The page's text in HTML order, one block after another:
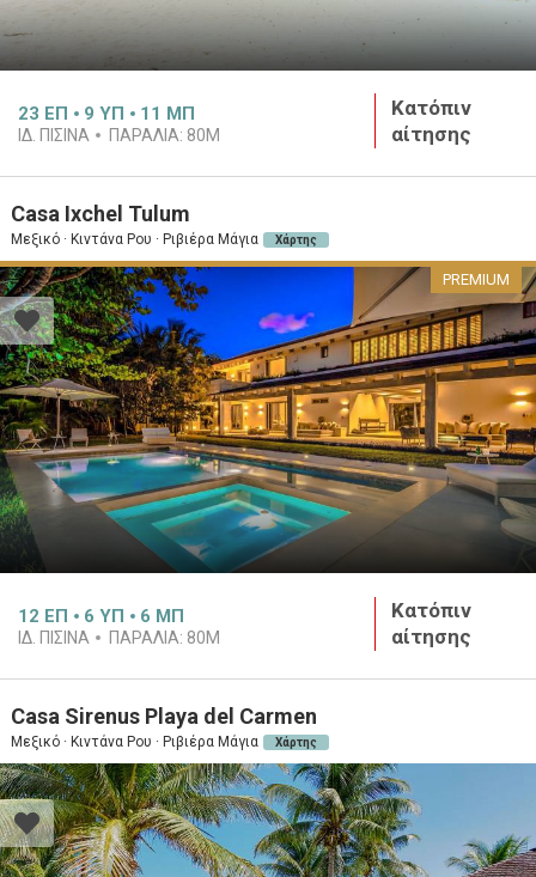
23 ΕΠ 9 ΥΠ 11 ΜΠ
ΙΔ. ΠΙΣΙΝΑ ΠΑΡΑΛΙΑ: 80M
Κατόπιν
αίτησης
Casa Ixchel Tulum
Μεξικό · Κιντάνα Ρου · Ριβιέρα Μάγια Χάρτης
PREMIUM
12 ΕΠ 6 ΥΠ 6 ΜΠ
ΙΔ. ΠΙΣΙΝΑ ΠΑΡΑΛΙΑ: 80M
Κατόπιν
αίτησης
Casa Sirenus Playa del Carmen
Μεξικό · Κιντάνα Ρου · Ριβιέρα Μάγια Χάρτης